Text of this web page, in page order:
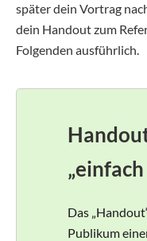
später dein Vortrag
dein Handout zum
Folgenden ausführlich.
Das
Publikum